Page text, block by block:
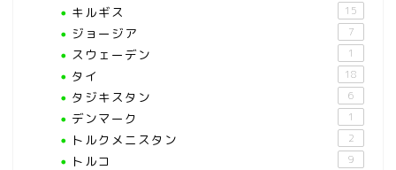
キルギス 15
ジョージア 7
スウェーデン 1
タイ 18
タジキスタン 6
デンマーク 1
トルクメニスタン 2
トルコ 9